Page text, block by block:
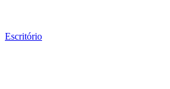
Escritório